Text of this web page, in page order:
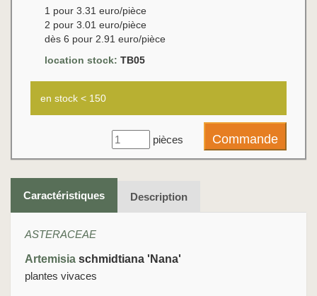
1 pour 3.31 euro/pièce
2 pour 3.01 euro/pièce
dès 6 pour 2.91 euro/pièce
location stock: TB05
en stock < 150
pièces
Caractéristiques Description
ASTERACEAE
Artemisia schmidtiana 'Nana'
plantes vivaces